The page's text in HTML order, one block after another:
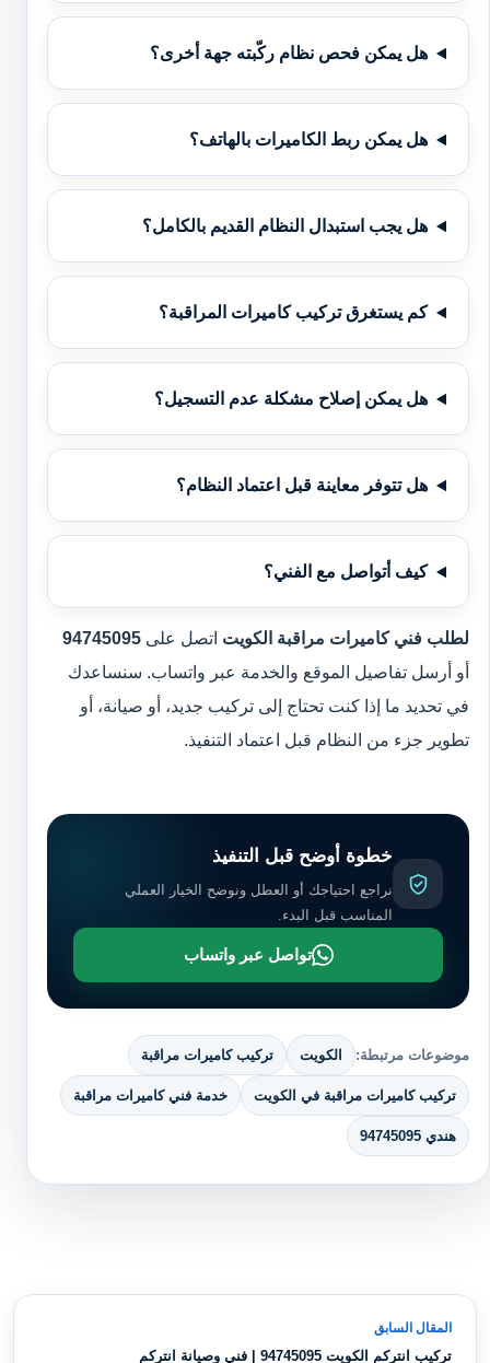
هل يمكن فحص نظام ركّبته جهة أخرى؟
هل يمكن ربط الكاميرات بالهاتف؟
هل يجب استبدال النظام القديم بالكامل؟
كم يستغرق تركيب كاميرات المراقبة؟
هل يمكن إصلاح مشكلة عدم التسجيل؟
هل تتوفر معاينة قبل اعتماد النظام؟
كيف أتواصل مع الفني؟
لطلب فني كاميرات مراقبة الكويت اتصل على 94745095
أو أرسل تفاصيل الموقع والخدمة عبر واتساب. سنساعدك
في تحديد ما إذا كنت تحتاج إلى تركيب جديد، أو صيانة، أو
تطوير جزء من النظام قبل اعتماد التنفيذ.
خطوة أوضح قبل التنفيذ
نراجع احتياجك أو العطل ونوضح الخيار العملي
المناسب قبل البدء.
تواصل عبر واتساب
موضوعات مرتبطة: الكويت تركيب كاميرات مراقبة
تركيب كاميرات مراقبة في الكويت خدمة فني كاميرات مراقبة
هندي 94745095
تصفّح المقالات
المقال السابق
تركيب انتركم الكويت 94745095 | فني وصيانة انتركم